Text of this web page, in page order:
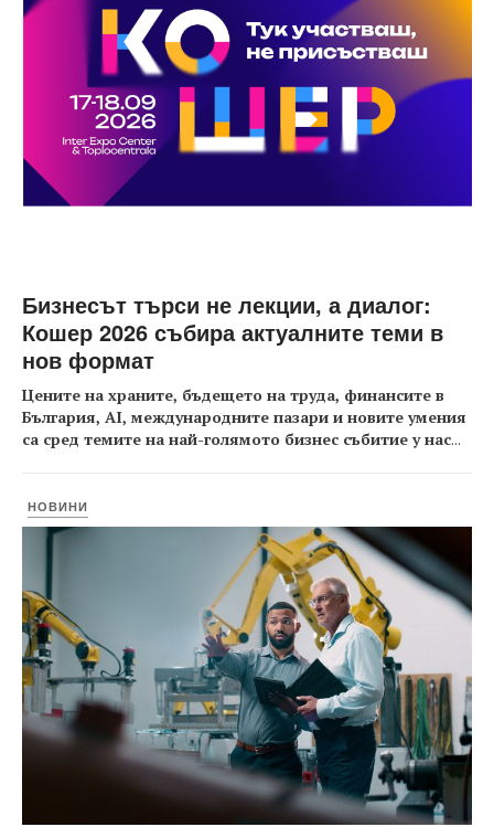
Бизнесът търси не лекции, а диалог:
Кошер 2026 събира актуалните теми в
нов формат
Цените на храните, бъдещето на труда, финансите в
България, AI, международните пазари и новите умения
са сред темите на най-голямото бизнес събитие у нас...
НОВИНИ